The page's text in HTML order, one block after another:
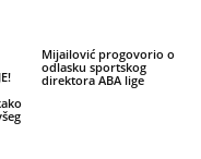
Mijailović progovorio o
odlasku sportskog
direktora ABA lige